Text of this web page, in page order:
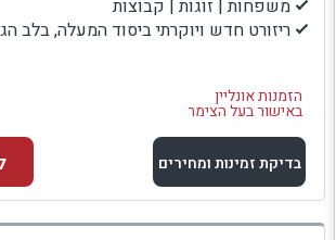
משפחות | זוגות | קבוצות
ריזורט חדש ויוקרתי ביסוד המעלה, בלב
הזמנות אונליין
באישור בעל הצימר
בדיקת זמינות ומחירים
למתחם זה